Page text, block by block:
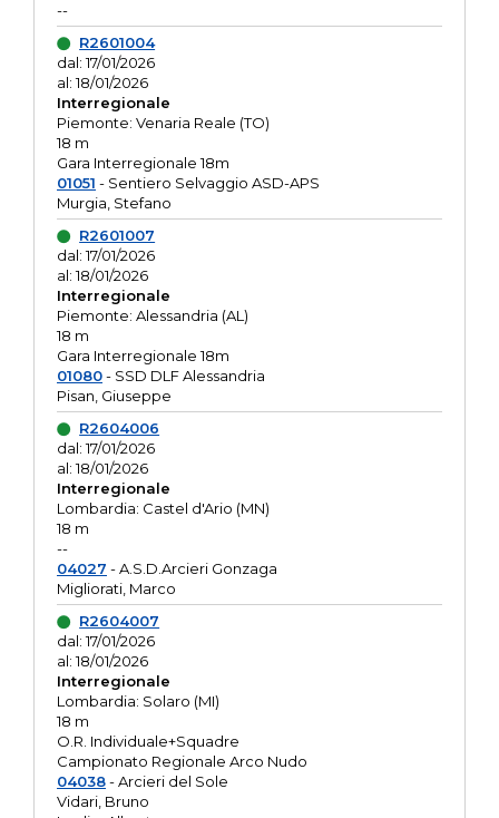
--
R2601004
dal: 17/01/2026
al: 18/01/2026
Interregionale
Piemonte: Venaria Reale (TO)
18 m
Gara Interregionale 18m
01051 - Sentiero Selvaggio ASD-APS
Murgia, Stefano
R2601007
dal: 17/01/2026
al: 18/01/2026
Interregionale
Piemonte: Alessandria (AL)
18 m
Gara Interregionale 18m
01080- SSD DLF Alessandria
Pisan, Giuseppe
R2604006
dal: 17/01/2026
al: 18/01/2026
Interregionale
Lombardia: Castel d'Ario (MN)
18 m
--
04027 - A.S.D.Arcieri Gonzaga
Migliorati, Marco
R2604007
dal: 17/01/2026
al: 18/01/2026
Interregionale
Lombardia: Solaro (MI)
18 m
O.R. Individuale+Squadre
Campionato Regionale Arco Nudo
04038- Arcieri del Sole
Vidari, Bruno